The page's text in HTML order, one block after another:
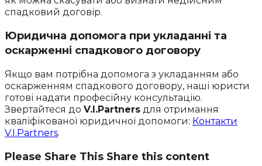
спадковий договір.
Юридична допомога при укладанні та
оскарженні спадкового договору
Якщо вам потрібна допомога з укладанням або
оскарженням спадкового договору, наші юристи
готові надати професійну консультацію.
Звертайтеся до V.I.Partners для отримання
кваліфікованої юридичної допомоги: Контакти
V.I.Partners.
Please Share This Share this content